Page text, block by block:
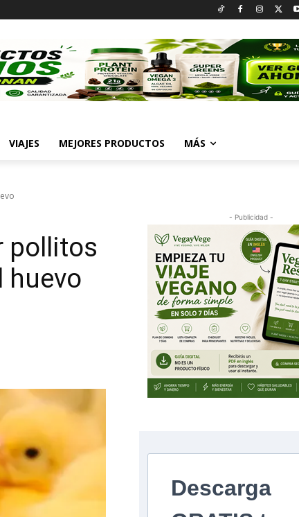
VIAJES MEJORES PRODUCTOS MÁS
pollitos
huevo
- Publicidad -
Descarga